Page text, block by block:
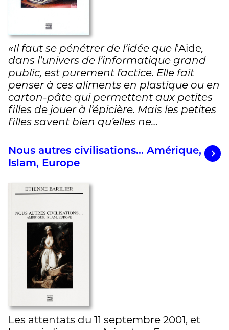
«Il faut se pénétrer de l’idée que l’Aide,
dans l’univers de l’informatique grand
public, est purement factice. Elle fait
penser à ces aliments en plastique ou en
carton-pâte qui permettent aux petites
filles de jouer à l’épicière. Mais les petites
filles savent bien qu’elles ne…
Nous autres civilisations… Amérique,
Islam, Europe
Les attentats du 11 septembre 2001, et